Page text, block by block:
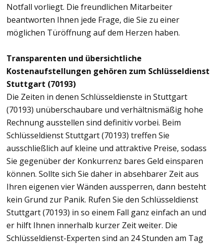
Notfall vorliegt. Die freundlichen Mitarbeiter
beantworten Ihnen jede Frage, die Sie zu einer
möglichen Türöffnung auf dem Herzen haben.
Transparenten und übersichtliche
Kostenaufstellungen gehören zum Schlüsseldienst
Stuttgart (70193)
Die Zeiten in denen Schlüsseldienste in Stuttgart
(70193) unüberschaubare und verhältnismäßig hohe
Rechnung ausstellen sind definitiv vorbei. Beim
Schlüsseldienst Stuttgart (70193) treffen Sie
ausschließlich auf kleine und attraktive Preise, sodass
Sie gegenüber der Konkurrenz bares Geld einsparen
können. Sollte sich Sie daher in absehbarer Zeit aus
Ihren eigenen vier Wänden aussperren, dann besteht
kein Grund zur Panik. Rufen Sie den Schlüsseldienst
Stuttgart (70193) in so einem Fall ganz einfach an und
er hilft Ihnen innerhalb kurzer Zeit weiter. Die
Schlüsseldienst-Experten sind an 24 Stunden am Tag